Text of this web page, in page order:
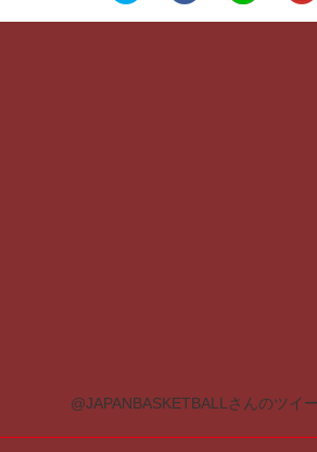
@JAPANBASKETBALLさんのツイ